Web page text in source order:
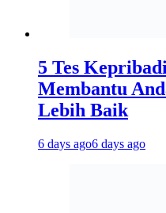
5 Tes
Membantu
Lebih Baik
6 days ago6 days ago